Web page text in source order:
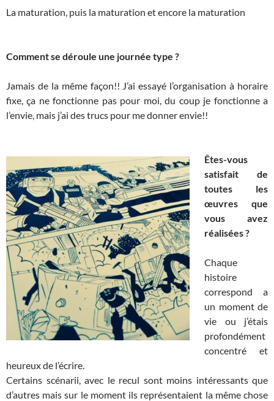
La maturation, puis la maturation et encore la maturation
Comment se déroule une journée type ?
Jamais de la même façon!! J’ai essayé l’organisation à horaire
fixe, ça ne fonctionne pas pour moi, du coup je fonctionne a
l’envie, mais j’ai des trucs pour me donner envie!!
Êtes-vous
satisfait de
toutes les
œuvres que
vous avez
réalisées ?
Chaque
histoire
correspond a
un moment de
vie ou j’étais
profondément
concentré et
heureux de l’écrire.
Certains scénarii, avec le recul sont moins intéressants que
d’autres mais sur le moment ils représentaient la même chose